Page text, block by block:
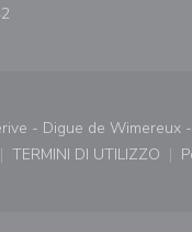
- Digue de Wimereux
una nuova finestra))
TERMINI DI UTILIZZO
((apre una